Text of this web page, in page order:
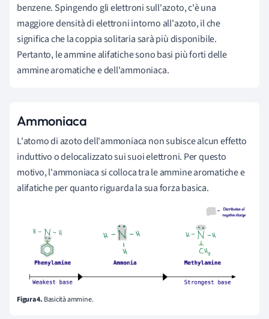
benzene. Spingendo gli elettroni sull'azoto, c'è una
maggiore densità di elettroni intorno all'azoto, il che
significa che la coppia solitaria sarà più disponibile.
Pertanto, le ammine alifatiche sono basi più forti delle
ammine aromatiche e dell'ammoniaca.
Ammoniaca
L'atomo di azoto dell'ammoniaca non subisce alcun effetto
induttivo o delocalizzato sui suoi elettroni. Per questo
motivo, l'ammoniaca si colloca tra le ammine aromatiche e
alifatiche per quanto riguarda la sua forza basica.
Figura 4. Basicità ammine.